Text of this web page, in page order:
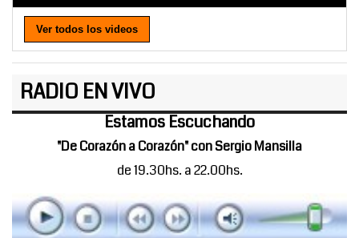
Ver todos los videos
RADIO EN VIVO
Estamos Escuchando
"De Corazón a Corazón" con Sergio Mansilla
de 19.30hs. a 22.00hs.